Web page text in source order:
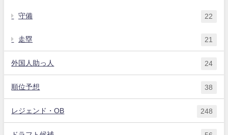
守備 22
走塁 21
外国人助っ人 24
順位予想 38
レジェンド・OB 248